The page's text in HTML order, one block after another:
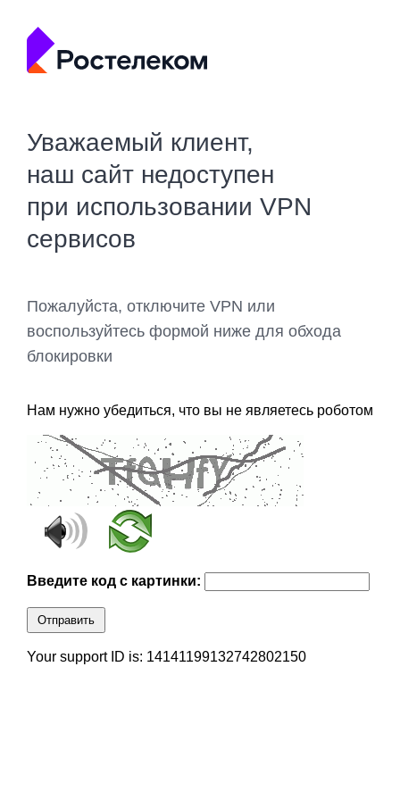
Уважаемый клиент,
наш сайт недоступен
при использовании VPN
сервисов
Пожалуйста, отключите VPN или
воспользуйтесь формой ниже для обхода
блокировки
Нам нужно убедиться, что вы не являетесь роботом
Введите код с картинки:
Отправить
Your support ID is: 14141199132742802150